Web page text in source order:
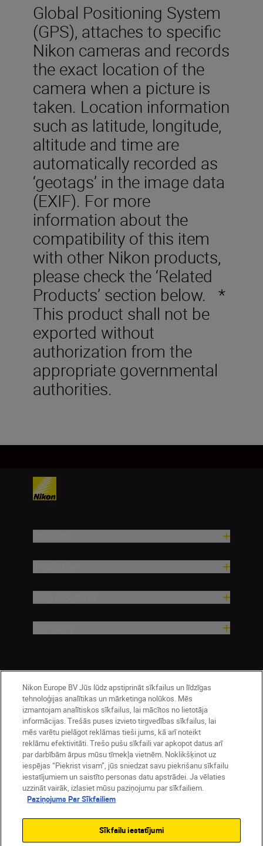
Global Positioning System
(GPS), attaches to specific
Nikon cameras and records
the exact location of the
camera when a picture is
taken. Location information
such as latitude, longitude,
altitude and time are
automatically recorded as
‘geotags’ in the image data
(EXIF). For more
information about the
compatibility of this item
with other Nikon products,
please check the ‘Related
Products’ section below. *
This product shall not be
exported without
authorization from the
appropriate governmental
authorities.
Latvija Nikon Sites
Contact Us Privacy Notice
Terms of Use
Cookie Notice
Cookie Settings
© 2026 Nikon
Nikon Europe BV Jūs lūdz apstiprināt sīkfailus un līdzīgas
tehnoloģijas analītikas un mārketinga nolūkos. Mēs
izmantojam analītiskos sīkfailus, lai mācītos no lietotāja
informācijas. Trešās puses izvieto tirgvedības sīkfailus, lai
mēs varētu pielāgot reklāmas tieši jums, kā arī noteikt
reklāmu efektivitāti. Trešo pušu sīkfaili var apkopot datus arī
par darbībām ārpus mūsu tīmekļa vietnēm. Noklikšķinot uz
iespējas “Piekrist visam”, jūs sniedzat savu piekrišanu sīkfailu
iestatījumiem un saistīto personas datu apstrādei. Ja vēlaties
uzzināt vairāk, izlasiet mūsu paziņojumu par sīkfailiem.
Paziņojums Par Sīkfailiem
Sīkfailu iestatījumi